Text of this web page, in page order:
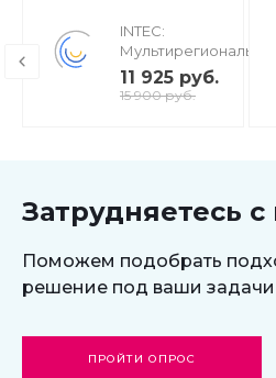
INTEC:
- региональная сеть
вашего сайта с
11 925 руб.
15 900 руб.
Затрудняетесь
Поможем подобрать
решение под ваши
ПРОЙТИ ОПРОС